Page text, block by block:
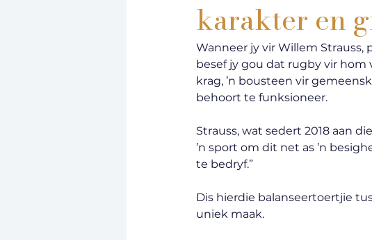
karakter en
Wanneer jy vir Willem Strauss,
besef jy gou dat rugby vir hom
krag, ’n bousteen vir
behoort te funksioneer.
Strauss, wat sedert 2018 aan
’n sport om dit net as ’n
te bedryf.”
Dis hierdie balanseertoertjie
uniek maak.